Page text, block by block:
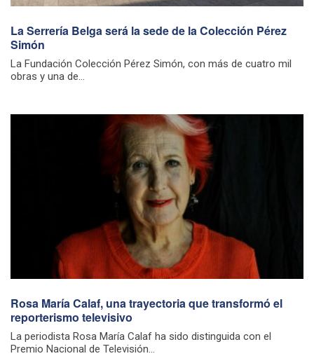
La Serrería Belga será la sede de la Colección Pérez
Simón
La Fundación Colección Pérez Simón, con más de cuatro mil
obras y una de...
Rosa María Calaf, una trayectoria que transformó el
reporterismo televisivo
La periodista Rosa María Calaf ha sido distinguida con el
Premio Nacional de Televisión...